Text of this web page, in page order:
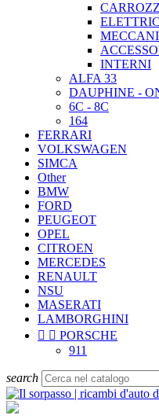
INTERNI
ALFA 33
DAUPHINE -
6C - 8C
164
FERRARI
VOLKSWAGEN
SIMCA
Other
BMW
FORD
PEUGEOT
OPEL
CITROEN
MERCEDES
RENAULT
NSU
MASERATI
LAMBORGHINI
  PORSCHE
911
search